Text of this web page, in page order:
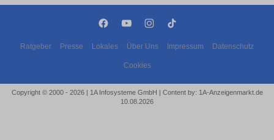
Ratgeber Presse Lokales Über Uns Impressum Datenschutz
Cookies
Copyright © 2000 - 2026 | 1A Infosysteme GmbH | Content by: 1A-Anzeigenmarkt.de
10.08.2026